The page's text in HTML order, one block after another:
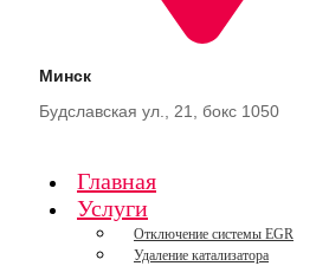
Минск
Будславская ул., 21, бокс 1050
Главная
Услуги
Отключение системы EGR
Удаление катализатора